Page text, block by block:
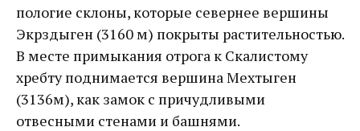
пологие склоны, которые севернее вершины
Экрздыген (3160 м) покрыты растительностью.
В месте примыкания отрога к Скалистому
хребту поднимается вершина Мехтыген
(3136м), как замок с причудливыми
отвесными стенами и башнями.